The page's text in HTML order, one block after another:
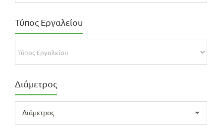
Τύπος Εργαλείου
Διάμετρος
Διάμετρος